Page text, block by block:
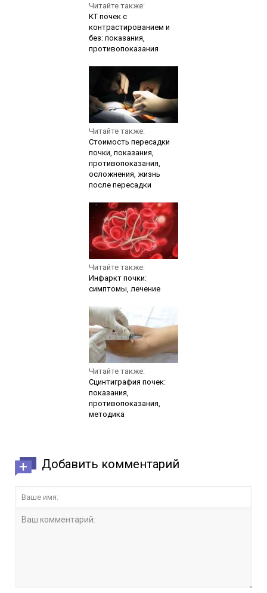
Читайте также:
КТ почек с
контрастированием и
без: показания,
противопоказания
Читайте также:
Стоимость пересадки
почки, показания,
противопоказания,
осложнения, жизнь
после пересадки
Читайте также:
Инфаркт почки:
симптомы, лечение
Читайте также:
Сцинтиграфия почек:
показания,
противопоказания,
методика
Добавить комментарий